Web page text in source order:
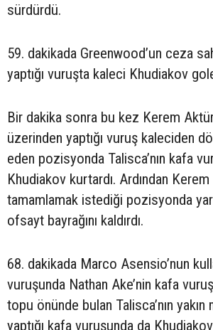
sürdürdü.
59. dakikada Greenwood’un ceza
yaptığı vuruşta kaleci Khudiakov
Bir dakika sonra bu kez Kerem
üzerinden yaptığı vuruş kaleciden
eden pozisyonda Talisca’nın kafa
Khudiakov kurtardı. Ardından
tamamlamak istediği pozisyonda
ofsayt bayrağını kaldırdı.
68. dakikada Marco Asensio’nun
vuruşunda Nathan Ake’nin kafa
topu önünde bulan Talisca’nın
yaptığı kafa vuruşunda da